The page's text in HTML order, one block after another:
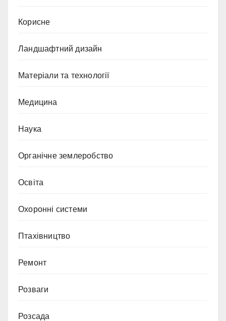
Корисне
Ландшафтний дизайн
Матеріали та технології
Медицина
Наука
Органічне землеробство
Освіта
Охоронні системи
Птахівництво
Ремонт
Розваги
Розсада